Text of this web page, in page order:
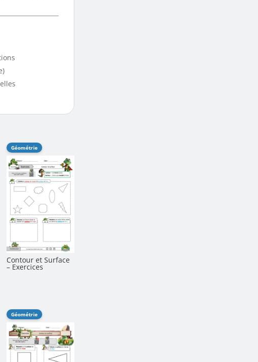
Géométrie
Contour et Surface
– Exercices
Géométrie